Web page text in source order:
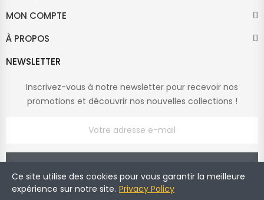
MON COMPTE
À PROPOS
NEWSLETTER
Inscrivez-vous à notre newsletter pour recevoir nos
promotions et découvrir nos nouvelles collections !
Ce site utilise des cookies pour vous garantir la meilleure
expérience sur notre site. Privacy Policy